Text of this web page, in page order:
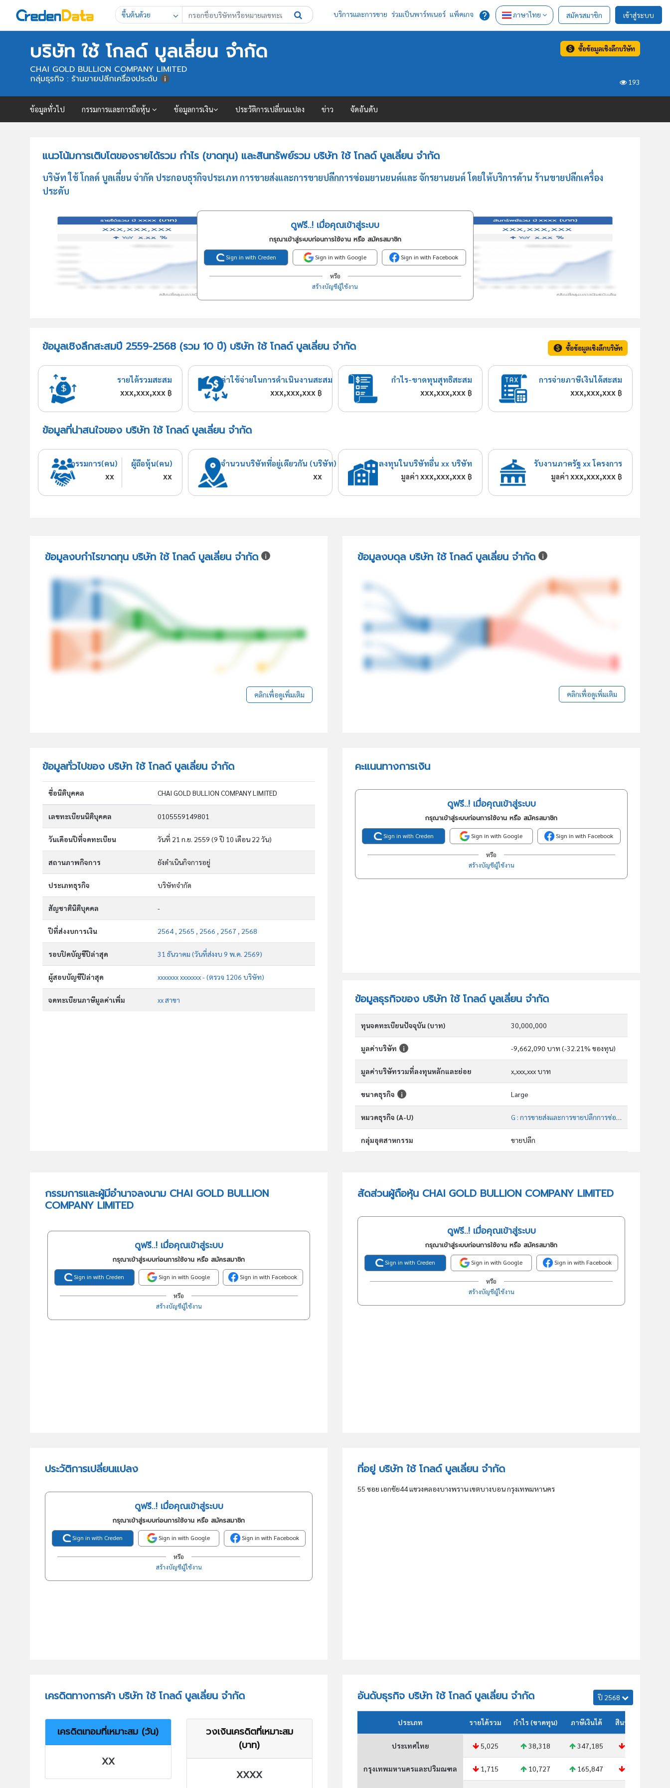
ขึ้นต้นด้วย บริการและการขาย ร่วมเป็นพาร์ทเนอร์ แพ็คเกจ ภาษาไทย สมัครสมาชิก เข้าสู่ระบบ
บริษัท ใช้ โกลด์ บูลเลี่ยน จำกัด ซื้อข้อมูลเชิงลึกบริษัท
CHAI GOLD BULLION COMPANY LIMITED
193
กลุ่มธุรกิจ : ร้านขายปลีกเครื่องประดับ
ข้อมูลทั่วไป กรรมการและการถือหุ้น ข้อมูลการเงิน ประวัติการเปลี่ยนแปลง ข่าว จัดอันดับ
แนวโน้มการเติบโตของรายได้รวม กำไร (ขาดทุน) และสินทรัพย์รวม บริษัท ใช้ โกลด์ บูลเลี่ยน จำกัด
บริษัท ใช้ โกลด์ บูลเลี่ยน จำกัด ประกอบธุรกิจประเภท การขายส่งและการขายปลีกการซ่อมยานยนต์และ จักรยานยนต์ โดยให้บริการด้าน ร้านขายปลีกเครื่อง
ประดับ
ดูฟรี..! เมื่อคุณเข้าสู่ระบบ
กรุณาเข้าสู่ระบบก่อนการใช้งาน หรือ สมัครสมาชิก
Sign in with Creden Sign in with Google Sign in with Facebook
หรือ
สร้างบัญชีผู้ใช้งาน
ข้อมูลเชิงลึกสะสมปี 2559-2568 (รวม 10 ปี) บริษัท ใช้ โกลด์ บูลเลี่ยน จำกัด ซื้อข้อมูลเชิงลึกบริษัท
รายได้รวมสะสม
xxx,xxx,xxx ฿
ค่าใช้จ่ายในการดำเนินงานสะสม
xxx,xxx,xxx ฿
กำไร-ขาดทุนสุทธิสะสม
xxx,xxx,xxx ฿
การจ่ายภาษีเงินได้สะสม
xxx,xxx,xxx ฿
ข้อมูลที่น่าสนใจของ บริษัท ใช้ โกลด์ บูลเลี่ยน จำกัด
กรรมการ(คน)
xx
ผู้ถือหุ้น(คน)
xx
จำนวนบริษัทที่อยู่เดียวกัน (บริษัท)
xx
ลงทุนในบริษัทอื่น xx บริษัท
มูลค่าxxx,xxx,xxx ฿
รับงานภาครัฐ xx โครงการ
มูลค่าxxx,xxx,xxx ฿
ข้อมูลงบกำไรขาดทุน บริษัท ใช้ โกลด์ บูลเลี่ยน จำกัด
คลิกเพื่อดูเพิ่มเติม
ข้อมูลงบดุล บริษัท ใช้ โกลด์ บูลเลี่ยน จำกัด
คลิกเพื่อดูเพิ่มเติม
ข้อมูลทั่วไปของ บริษัท ใช้ โกลด์ บูลเลี่ยน จำกัด
ชื่อนิติบุคคล CHAI GOLD BULLION COMPANY LIMITED
เลขทะเบียนนิติบุคคล 0105559149801
วันเดือนปีที่จดทะเบียน วันที่ 21 ก.ย. 2559 (9 ปี 10 เดือน 22 วัน)
สถานภาพกิจการ ยังดำเนินกิจการอยู่
ประเภทธุรกิจ บริษัทจำกัด
สัญชาตินิติบุคคล -
ปีที่ส่งงบการเงิน 2564 , 2565 , 2566 , 2567 , 2568
รอบปิดบัญชีปีล่าสุด 31 ธันวาคม (วันที่ส่งงบ 9 พ.ค. 2569)
ผู้สอบบัญชีปีล่าสุด xxxxxxx xxxxxxx - (ตรวจ 1206 บริษัท)
จดทะเบียนภาษีมูลค่าเพิ่ม xx สาขา
คะแนนทางการเงิน
ดูฟรี..! เมื่อคุณเข้าสู่ระบบ
กรุณาเข้าสู่ระบบก่อนการใช้งาน หรือ สมัครสมาชิก
Sign in with Creden Sign in with Google Sign in with Facebook
หรือ
สร้างบัญชีผู้ใช้งาน
ข้อมูลธุรกิจของ บริษัท ใช้ โกลด์ บูลเลี่ยน จำกัด
ทุนจดทะเบียนปัจจุบัน (บาท) 30,000,000
มูลค่าบริษัท -9,662,090 บาท (-32.21% ของทุน)
มูลค่าบริษัทรวมที่ลงทุนหลักและย่อย x,xxx,xxx บาท
ขนาดธุรกิจ Large
หมวดธุรกิจ (A-U) G : การขายส่งและการขายปลีกการซ่อมยานยนต์และ จักรยานยนต์
กลุ่มอุตสาหกรรม ขายปลีก
กรรมการและผู้มีอำนาจลงนาม CHAI GOLD BULLION
COMPANY LIMITED
ดูฟรี..! เมื่อคุณเข้าสู่ระบบ
กรุณาเข้าสู่ระบบก่อนการใช้งาน หรือ สมัครสมาชิก
Sign in with Creden Sign in with Google Sign in with Facebook
หรือ
สร้างบัญชีผู้ใช้งาน
สัดส่วนผู้ถือหุ้น CHAI GOLD BULLION COMPANY LIMITED
ดูฟรี..! เมื่อคุณเข้าสู่ระบบ
กรุณาเข้าสู่ระบบก่อนการใช้งาน หรือ สมัครสมาชิก
Sign in with Creden Sign in with Google Sign in with Facebook
หรือ
สร้างบัญชีผู้ใช้งาน
ประวัติการเปลี่ยนแปลง
ดูฟรี..! เมื่อคุณเข้าสู่ระบบ
กรุณาเข้าสู่ระบบก่อนการใช้งาน หรือ สมัครสมาชิก
Sign in with Creden Sign in with Google Sign in with Facebook
หรือ
สร้างบัญชีผู้ใช้งาน
ที่อยู่ บริษัท ใช้ โกลด์ บูลเลี่ยน จำกัด
55 ซอย เอกชัย44 แขวงคลองบางพราน เขตบางบอน กรุงเทพมหานคร
เครดิตทางการค้า บริษัท ใช้ โกลด์ บูลเลี่ยน จำกัด
เครดิตเทอมที่เหมาะสม (วัน)
XX
วงเงินเครดิตที่เหมาะสม
(บาท)
XXXX
อันดับธุรกิจ บริษัท ใช้ โกลด์ บูลเลี่ยน จำกัด ปี 2568
ประเภท รายได้รวม กำไร (ขาดทุน) ภาษีเงินได้ สินทรัพย์รวม
ประเทศไทย 5,025 38,318 347,185 667,557
กรุงเทพมหานครและปริมณฑล 1,715 10,727 165,847 219,111